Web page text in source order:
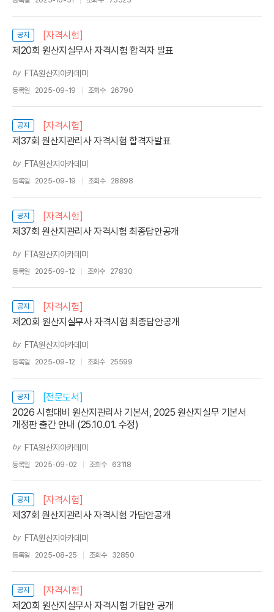
공지
[자격시험]
제20회 원산지실무사 자격시험 합격자 발표
by FTA원산지아카데미
등록일 2025-09-19 조회수 26790
공지
[자격시험]
제37회 원산지관리사 자격시험 합격자발표
by FTA원산지아카데미
등록일 2025-09-19 조회수 28898
공지
[자격시험]
제37회 원산지관리사 자격시험 최종답안공개
by FTA원산지아카데미
등록일 2025-09-12 조회수 27830
공지
[자격시험]
제20회 원산지실무사 자격시험 최종답안공개
by FTA원산지아카데미
등록일 2025-09-12 조회수 25599
공지
[전문도서]
2026 시험대비 원산지관리사 기본서, 2025 원산지실무 기본서
개정판 출간 안내 (25.10.01. 수정)
by FTA원산지아카데미
등록일 2025-09-02 조회수 63118
공지
[자격시험]
제37회 원산지관리사 자격시험 가답안공개
by FTA원산지아카데미
등록일 2025-08-25 조회수 32850
공지
[자격시험]
제20회 원산지실무사 자격시험 가답안 공개